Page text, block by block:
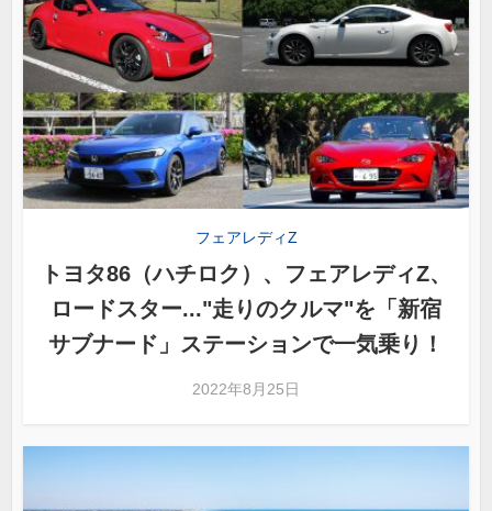
フェアレディZ
トヨタ86（ハチロク）、フェアレディZ、
ロードスター..."走りのクルマ"を「新宿
サブナード」ステーションで一気乗り！
2022年8月25日